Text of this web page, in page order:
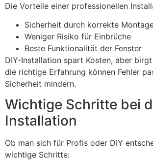
Die Vorteile einer professionellen
Sicherheit durch korrekte
Weniger Risiko für Einbrüche
Beste Funktionalität der Fenster
DIY-Installation spart Kosten, aber birgt
die richtige Erfahrung können Fehler
Sicherheit mindern.
Wichtige Schritte bei
Installation
Ob man sich für Profis oder DIY
wichtige Schritte: